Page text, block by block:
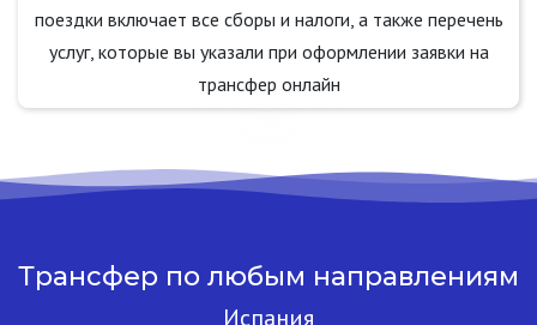
поездки включает все сборы и налоги, а также перечень
услуг, которые вы указали при оформлении заявки на
трансфер онлайн
Трансфер по любым направлениям
Испания